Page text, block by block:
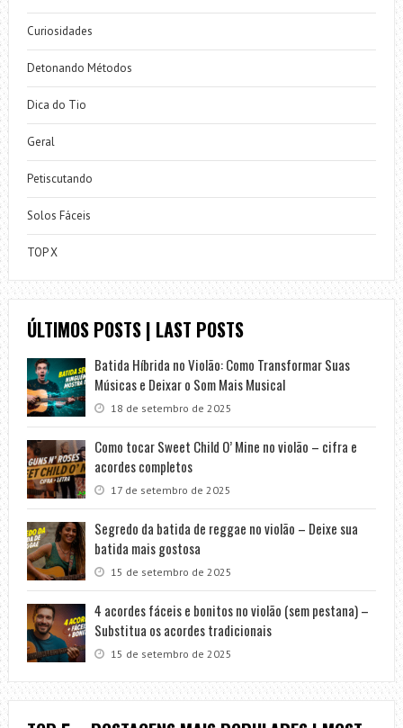
Curiosidades
Detonando Métodos
Dica do Tio
Geral
Petiscutando
Solos Fáceis
TOP X
ÚLTIMOS POSTS | LAST POSTS
Batida Híbrida no Violão: Como Transformar Suas
Músicas e Deixar o Som Mais Musical
18 de setembro de 2025
Como tocar Sweet Child O’ Mine no violão – cifra e
acordes completos
17 de setembro de 2025
Segredo da batida de reggae no violão – Deixe sua
batida mais gostosa
15 de setembro de 2025
4 acordes fáceis e bonitos no violão (sem pestana) –
Substitua os acordes tradicionais
15 de setembro de 2025